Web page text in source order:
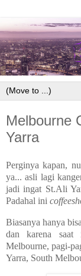
Melbourne
Yarra
Perginya kapan,
ya... asli lagi
jadi ingat St.Ali
Padahal ini
Biasanya hanya
dan karena saat
Melbourne, pagi-
Yarra, South